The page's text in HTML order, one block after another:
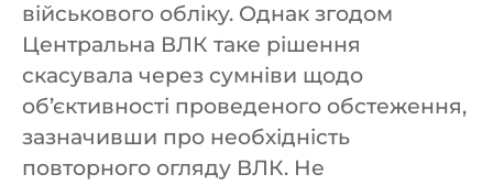
військового обліку. Однак згодом
Центральна ВЛК таке рішення
скасувала через сумніви щодо
об’єктивності проведеного обстеження,
зазначивши про необхідність
повторного огляду ВЛК. Не